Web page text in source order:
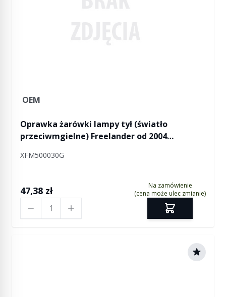
OEM
Oprawka żarówki lampy tył (światło
przeciwmgielne) Freelander od 2004
XFM500030G
47,38 zł
Na zamówienie
(cena może ulec zmianie)